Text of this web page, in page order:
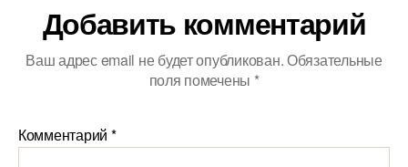
Добавить комментарий
Ваш адрес email не будет опубликован.Обязательные
поля помечены *
Комментарий *